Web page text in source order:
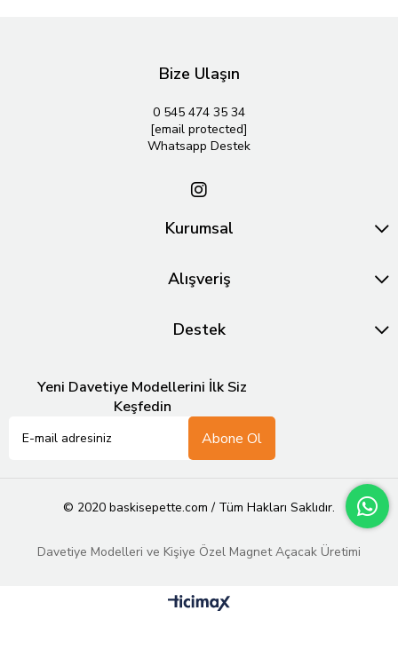
Bize Ulaşın
0 545 474 35 34
[email protected]
Whatsapp Destek
Kurumsal
Alışveriş
Destek
Yeni Davetiye Modellerini İlk Siz
Keşfedin
Abone Ol
© 2020 baskisepette.com / Tüm Hakları Saklıdır.
Davetiye Modelleri ve Kişiye Özel Magnet Açacak Üretimi